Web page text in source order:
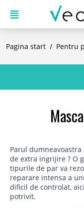
Pagina start / Pentru
Parul
de extra ingrijire ? O
tipurile de par va
reparare intensa a
dificil de controlat,
potrivit.